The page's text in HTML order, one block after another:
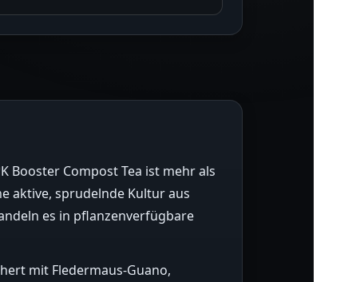
Booster Compost Tea ist mehr als
aktive, sprudelnde Kultur aus
es in pflanzenverfügbare
mit Fledermaus-Guano,